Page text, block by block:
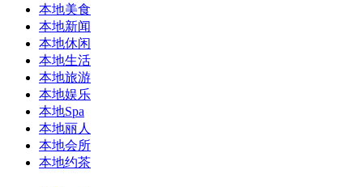
本地美食
本地新闻
本地休闲
本地生活
本地旅游
本地娱乐
本地Spa
本地丽人
本地会所
本地约茶